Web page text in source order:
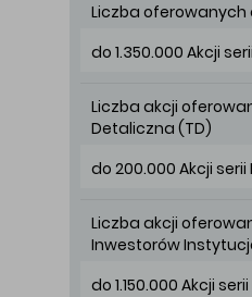
Liczba oferowanych
do 1.350.000 Akcji
Liczba akcji
Detaliczna (TD)
do 200.000 Akcji serii
Liczba akcji
Inwestorów
do 1.150.000 Akcji serii